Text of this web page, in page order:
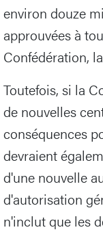
environ douze
approuvées à
Confédération,
Toutefois, si la
de nouvelles
conséquences
devraient
d'une nouvelle
d'autorisation
n'inclut que les